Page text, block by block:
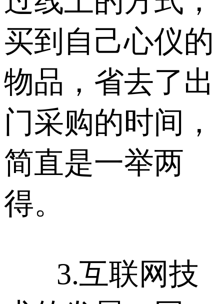
买到自己心仪的
物品，省去了出
门采购的时间，
简直是一举两
得。
3.互联网技